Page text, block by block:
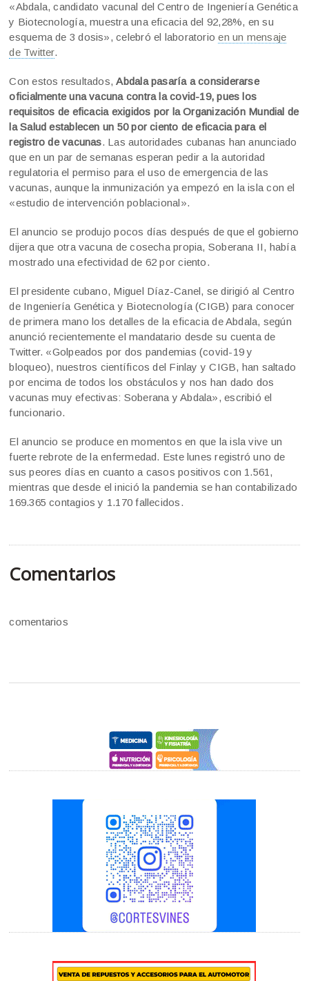
«Abdala, candidato vacunal del Centro de Ingeniería Genética
y Biotecnología, muestra una eficacia del 92,28%, en su
esquema de 3 dosis», celebró el laboratorioen un mensaje
de Twitter.
Con estos resultados,Abdala pasaría a considerarse
oficialmente una vacuna contra la covid-19, pues los
requisitos de eficacia exigidos por la Organización Mundial de
la Salud establecen un 50 por ciento de eficacia para el
registro de vacunas. Las autoridades cubanas han anunciado
que en un par de semanas esperan pedir a la autoridad
regulatoria el permiso para el uso de emergencia de las
vacunas, aunque la inmunización ya empezó en la isla con el
«estudio de intervención poblacional».
El anuncio se produjo pocos días después de que el gobierno
dijera que otra vacuna de cosecha propia, Soberana II, había
mostrado una efectividad de 62 por ciento.
El presidente cubano, Miguel Díaz-Canel, se dirigió al Centro
de Ingeniería Genética y Biotecnología (CIGB) para conocer
de primera mano los detalles de la eficacia de Abdala, según
anunció recientemente el mandatario desde su cuenta de
Twitter. «Golpeados por dos pandemias (covid-19 y
bloqueo), nuestros científicos del Finlay y CIGB, han saltado
por encima de todos los obstáculos y nos han dado dos
vacunas muy efectivas: Soberana y Abdala», escribió el
funcionario.
El anuncio se produce en momentos en que la isla vive un
fuerte rebrote de la enfermedad. Este lunes registró uno de
sus peores días en cuanto a casos positivos con 1.561,
mientras que desde el inició la pandemia se han contabilizado
169.365 contagios y 1.170 fallecidos.
Comentarios
comentarios